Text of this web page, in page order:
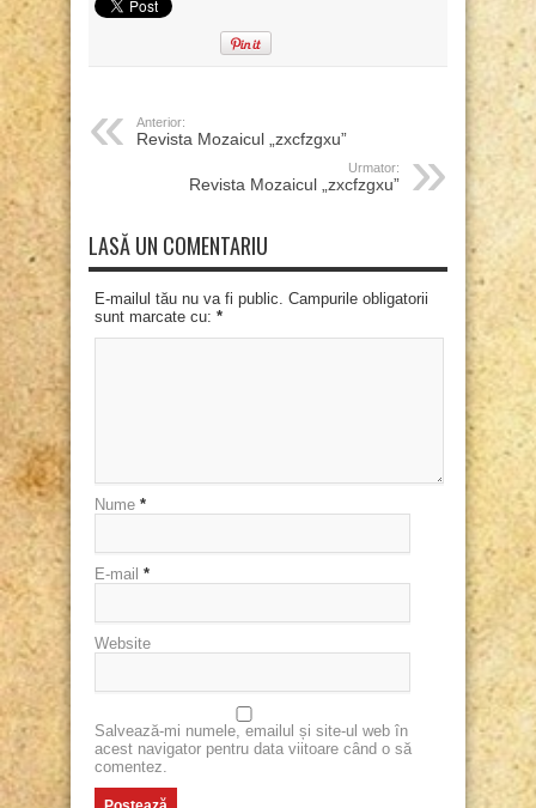
Anterior:
Revista Mozaicul „zxcfzgxu”
Urmator:
Revista Mozaicul „zxcfzgxu”
LASĂ UN COMENTARIU
E-mailul tău nu va fi public. Campurile obligatorii
sunt marcate cu: *
Nume *
E-mail *
Website
Salvează-mi numele, emailul și site-ul web în
acest navigator pentru data viitoare când o să
comentez.